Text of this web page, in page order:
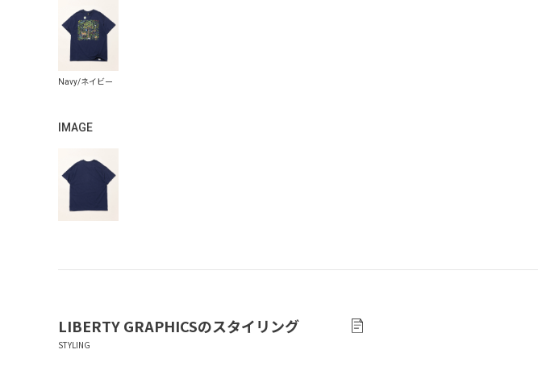
IMAGE
LIBERTY GRAPHICSのスタイリング